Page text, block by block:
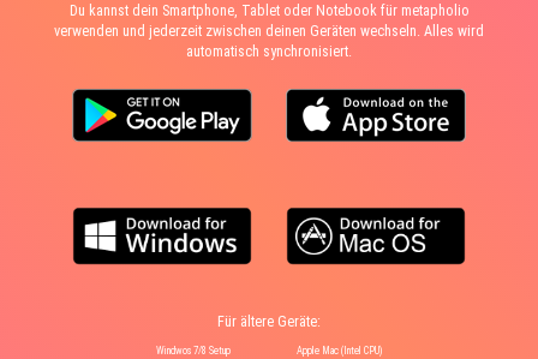
Du kannst dein Smartphone, Tablet oder Notebook für metapholio
verwenden und jederzeit zwischen deinen Geräten wechseln. Alles wird
automatisch synchronisiert.
Für ältere Geräte:
Windwos 7/8 Setup Apple Mac (Intel CPU)